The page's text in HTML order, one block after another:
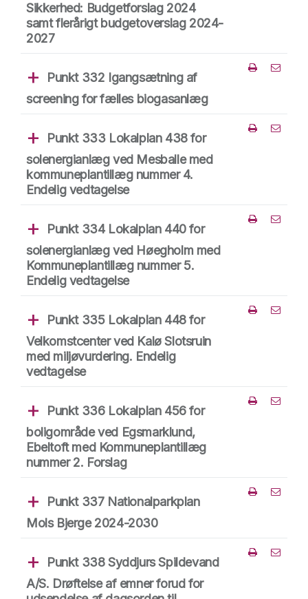
Sikkerhed: Budgetforslag 2024
samt flerårigt budgetoverslag 2024-
2027
Punkt 332 Igangsætning af
screening for fælles biogasanlæg
Punkt 333 Lokalplan 438 for
solenergianlæg ved Mesballe med
kommuneplantillæg nummer 4.
Endelig vedtagelse
Punkt 334 Lokalplan 440 for
solenergianlæg ved Høegholm med
Kommuneplantillæg nummer 5.
Endelig vedtagelse
Punkt 335 Lokalplan 448 for
Velkomstcenter ved Kalø Slotsruin
med miljøvurdering. Endelig
vedtagelse
Punkt 336 Lokalplan 456 for
boligområde ved Egsmarklund,
Ebeltoft med Kommuneplantillæg
nummer 2. Forslag
Punkt 337 Nationalparkplan
Mols Bjerge 2024-2030
Punkt 338 Syddjurs Spildevand
A/S. Drøftelse af emner forud for